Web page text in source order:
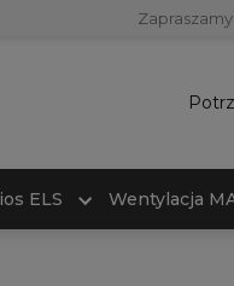
ELS Wentylacja